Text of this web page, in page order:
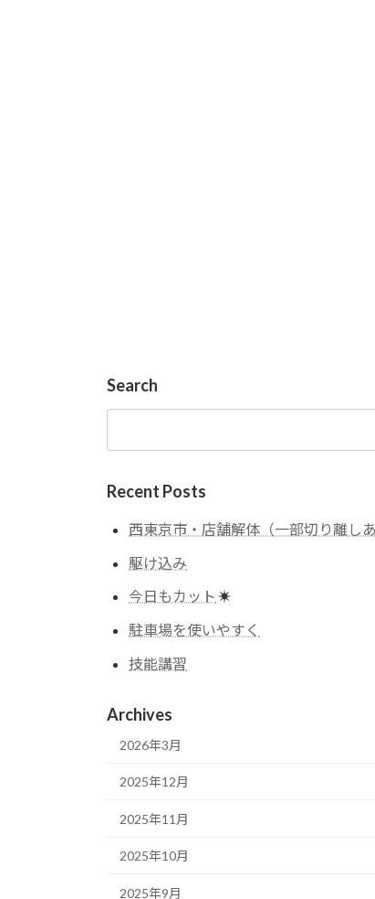
Search
Recent Posts
西東京市・店舗解体（一部切り離しあ
駆け込み
今日もカット
駐車場を使いやすく
技能講習
Archives
2026年3月
2025年12月
2025年11月
2025年10月
2025年9月